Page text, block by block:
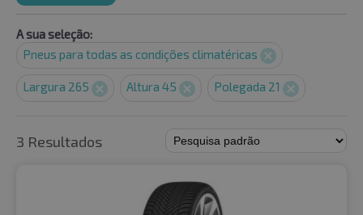
A sua seleção:
Pneus para todas as condições climatéricas
Largura 265 Altura 45 Polegada 21
3 Resultados